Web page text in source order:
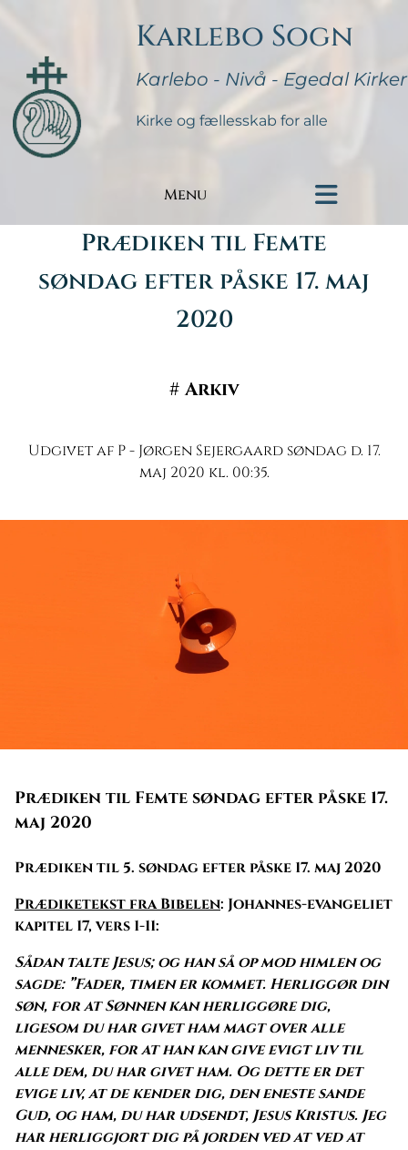
Karlebo Sogn
Karlebo - Nivå - Egedal Kirker
Kirke og fællesskab for alle
Menu
Prædiken til Femte
søndag efter påske 17. maj
2020
#Arkiv
Udgivet af P - Jørgen Sejergaard søndag d. 17.
maj 2020 kl. 00:35.
Prædiken til Femte søndag efter påske 17.
maj 2020
Prædiken til 5. søndag efter påske 17. maj 2020
Prædiketekst fra Bibelen: Johannes-evangeliet
kapitel 17, vers 1-11:
Sådan talte Jesus; og han så op mod himlen og
sagde: ”Fader, timen er kommet. Herliggør din
søn, for at Sønnen kan herliggøre dig,
ligesom du har givet ham magt over alle
mennesker, for at han kan give evigt liv til
alle dem, du har givet ham. Og dette er det
evige liv, at de kender dig, den eneste sande
Gud, og ham, du har udsendt, Jesus Kristus. Jeg
har herliggjort dig på jorden ved at ved at